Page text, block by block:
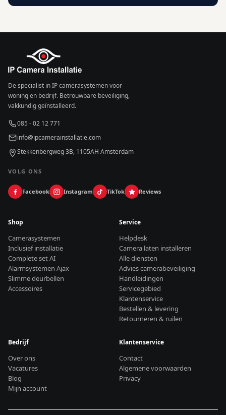
De specialist in IP camerasystemen voor
woning en bedrijf. Betrouwbare beveiliging,
vakkundig geïnstalleerd.
085 - 02 12 771
info@ipcamerainstallatie.com
Stekkenbergweg 3B, 1105AH Amsterdam
VOLG ONS
Facebook Instagram TikTok Reviews
Shop
Camerasystemen
Inclusief installatie
Complete set AI
Alarmsystemen Ajax
Slimme deurbellen
Accessoires
Service
Helpdesk
Camera laten installeren
Alle diensten
Advies camerabeveiliging
Handleidingen
Servicegebied
Klantenservice
Bestellen & levering
Retourneren & ruilen
Bedrijf
Over ons
Vacatures
Blog
Mijn account
Klantenservice
Contact
Algemene voorwaarden
Privacy